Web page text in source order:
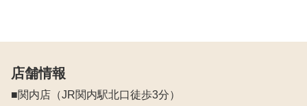
店舗情報
■関内店（JR関内駅北口徒歩3分）